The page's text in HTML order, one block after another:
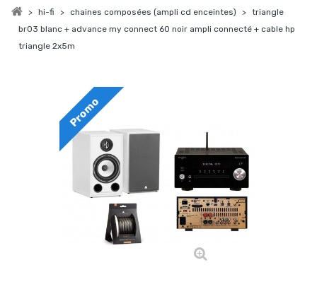
> hi-fi > chaines composées (ampli cd enceintes) > triangle
br03 blanc + advance my connect 60 noir ampli connecté + cable hp
triangle 2x5m
Promo